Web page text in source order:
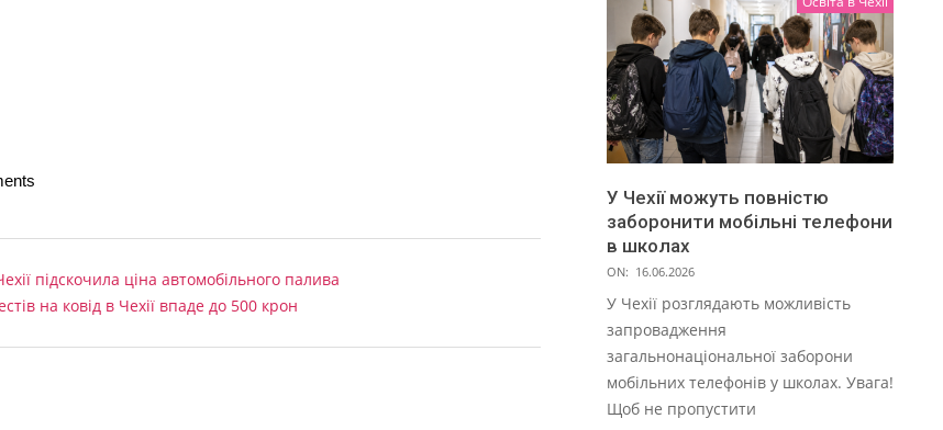
підскочила ціна автомобільного палива
на ковід в Чехії впаде до 500 крон
У Чехії можуть повністю
заборонити мобільні телефони
в школах
ON: 16.06.2026
У Чехії розглядають можливість
запровадження
загальнонаціональної заборони
мобільних телефонів у школах. Увага!
Щоб не пропустити